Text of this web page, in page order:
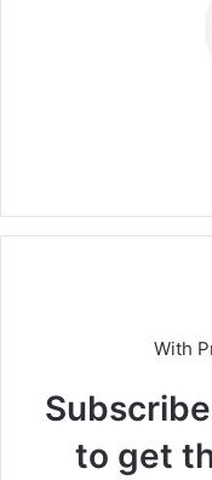
With
to get